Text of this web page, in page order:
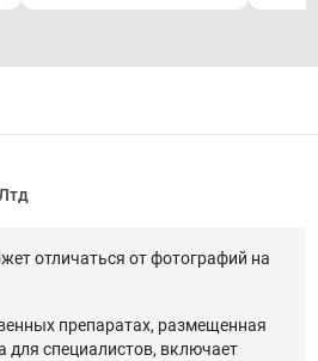
отличаться от фотографий на
препаратах, размещенная
для специалистов, включает